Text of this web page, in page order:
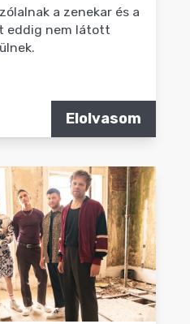
a zenekar és a
eddig nem látott
Elolvasom